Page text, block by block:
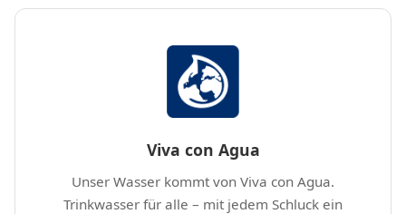
Viva con Agua
Unser Wasser kommt von Viva con Agua.
Trinkwasser für alle – mit jedem Schluck ein